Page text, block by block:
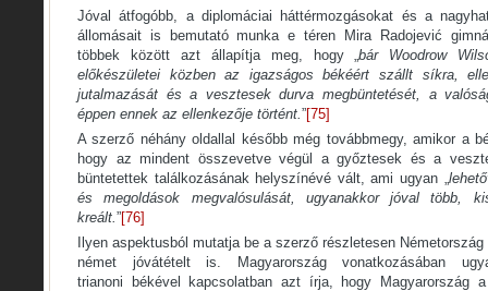
Jóval átfogóbb, a diplomáciai háttérmozgásokat és a
állomásait is bemutató munka e téren Mira Radojević
többek között azt állapítja meg, hogy „bár Woodrow
előkészületei közben az igazságos békéért szállt síkra,
jutalmazását és a vesztesek durva megbüntetését, a
éppen ennek az ellenkezője történt. ”[75]
A szerző néhány oldallal később még továbbmegy, amikor a
hogy az mindent összevetve végül a győztesek és a
büntetettek találkozásának helyszínévé vált, ami ugyan „
és megoldások megvalósulását, ugyanakkor jóval több,
kreált. ”[76]
Ilyen aspektusból mutatja be a szerző részletesen
német jóvátételt is. Magyarország vonatkozásában
trianoni békével kapcsolatban azt írja, hogy Magyarország a